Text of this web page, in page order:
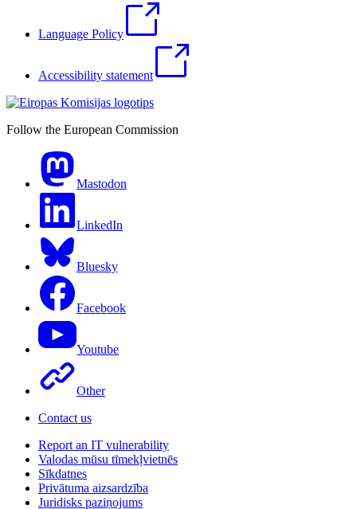
Language Policy
Accessibility statement
Follow the European Commission
Mastodon
LinkedIn
Bluesky
Facebook
Youtube
Other
Contact us
Report an IT vulnerability
Valodas mūsu tīmekļvietnēs
Sīkdatnes
Privātuma aizsardzība
Juridisks paziņojums